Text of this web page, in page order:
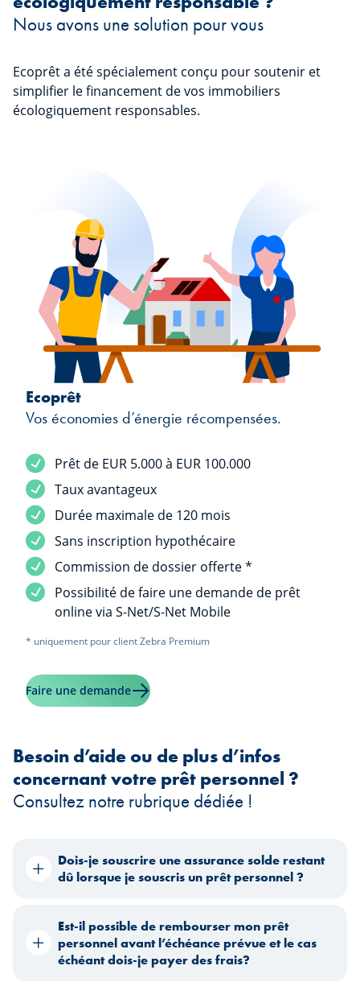
Nous avons une solution pour vous
Ecoprêt a été spécialement conçu pour soutenir et
simplifier le financement de vos immobiliers
écologiquement responsables.
Ecoprêt
Vos économies d’énergie récompensées.
Prêt de EUR 5.000 à EUR 100.000
Taux avantageux
Durée maximale de 120 mois
Sans inscription hypothécaire
Commission de dossier offerte *
Possibilité de faire une demande de prêt
online via S-Net/S-Net Mobile
* uniquement pour client Zebra Premium
Faire une demandeEn savoir plus sur "Ecoprêt"
Besoin d’aide ou de plus d’infos
concernant votre prêt personnel ?
Consultez notre rubrique dédiée !
Dois-je souscrire une assurance solde restant
dû lorsque je souscris un prêt personnel ?
Est-il possible de rembourser mon prêt
personnel avant l’échéance prévue et le cas
échéant dois-je payer des frais?